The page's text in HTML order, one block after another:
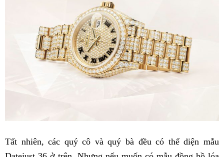
Tất nhiên, các quý cô và quý bà đều có thể diện mẫu